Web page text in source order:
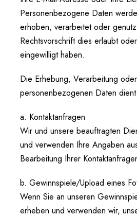
Personenbezogene Daten
erhoben, verarbeitet oder
Rechtsvorschrift dies erlaubt
eingewilligt haben.
Die Erhebung, Verarbeitung
personenbezogenen Daten
a. Kontaktanfragen
Wir und unsere beauftragten
und verwenden Ihre Angaben
Bearbeitung Ihrer
b. Gewinnspiele/Upload eines
Wenn Sie an unseren
erheben und verwenden wir,